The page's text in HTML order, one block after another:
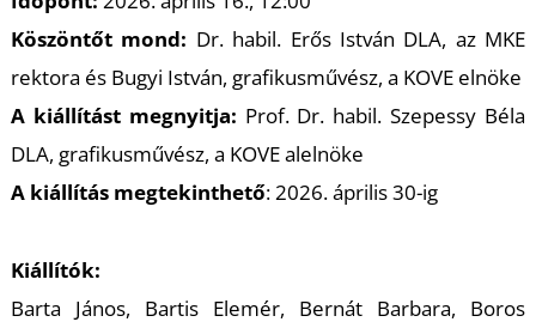
Köszöntőt mond: Dr. habil. Erős István DLA, az MKE
rektora és Bugyi István, grafikusművész, a KOVE elnöke
A kiállítást megnyitja: Prof. Dr. habil. Szepessy Béla
DLA, grafikusművész, a KOVE alelnöke
A kiállítás megtekinthető: 2026. április 30-ig
Kiállítók:
Barta János, Bartis Elemér, Bernát Barbara, Boros